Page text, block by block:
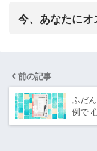
今、あなたにオ
前の記事
ふだ
例で